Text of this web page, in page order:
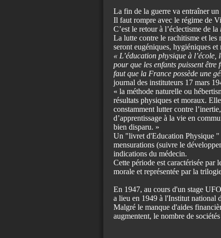
La fin de la guerre va entraîner
Il faut rompre avec le régime de
C’est le retour à l’éclectisme de la
La lutte contre le rachitisme et les
seront eugéniques, hygiéniques et
« L’éducation physique à
pour que les enfants puissent
faut que la France possède une
journal des instituteurs 17 mars
« la méthode naturelle ou
résultats physiques et moraux.
constamment lutter contre
d’apprentissage à la vie en
bien disparu. »
Un "livret d'Education Physique "
mensurations (suivre le
indications du médecin.
Cette période est caractérisée
morale et représentée par la
En 1947, au cours d'un stage
a lieu en 1949 à l'Institut national
Malgré le manque d'aides
augmentent, le nombre de